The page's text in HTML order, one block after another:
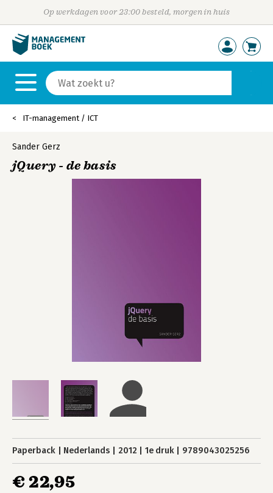
Op werkdagen voor 23:00 besteld, morgen in huis
IT-management / ICT
Sander Gerz
jQuery - de basis
Paperback Nederlands 2012 1e druk 9789043025256
€ 22,95